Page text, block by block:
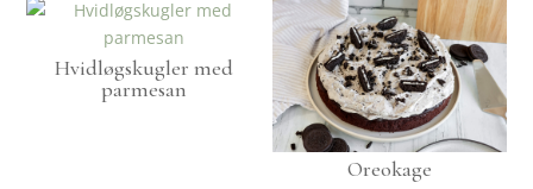
Hvidløgskugler med
parmesan
Oreokage